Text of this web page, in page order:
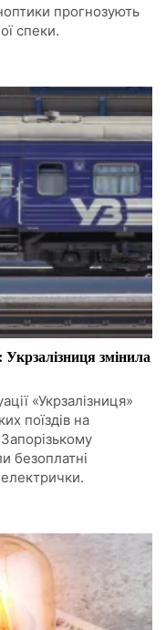
прогнозують
спеки.
змінила
«Укрзалізниця»
поїздів на
безоплатні